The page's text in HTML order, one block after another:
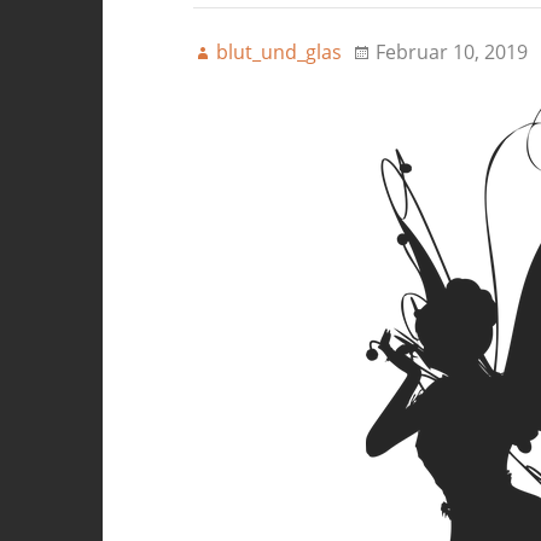
blut_und_glas Februar 10, 2019